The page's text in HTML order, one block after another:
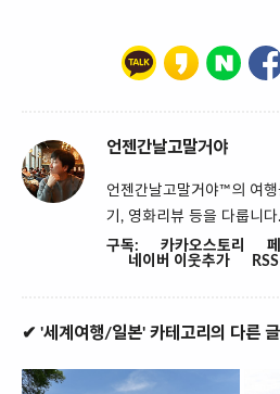
언젠간날고말거야
언젠간날고말거야™의 여
기, 영화리뷰 등을 다룹니다.
구독:
카카오스토리
네이버 이웃추가
RSS
✔ '세계여행/일본' 카테고리의 다른 글